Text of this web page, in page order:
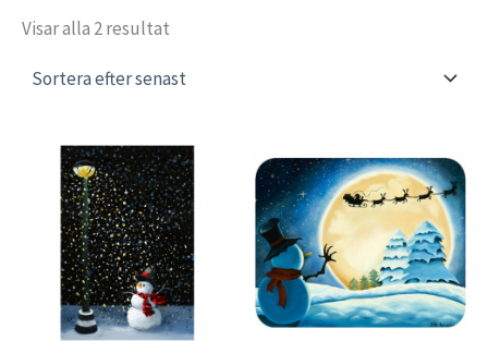
Visar alla 2 resultat